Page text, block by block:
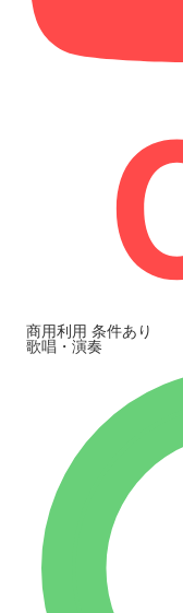
商用利用 条件あり
歌唱・演奏